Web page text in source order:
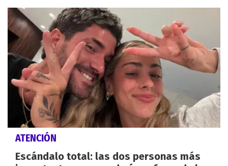
ATENCIÓN
Escándalo total: las dos personas más